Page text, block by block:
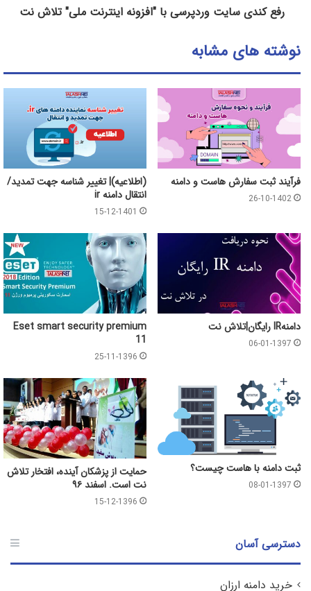
رفع کندی سایت وردپرسی با "افزونه اینترنت ملی" تلاش نت
نوشته های مشابه
فرآیند ثبت سفارش هاست و دامنه
26-10-1402
(اطلاعیه)| تغییر شناسه جهت تمدید/
انتقال دامنه ir
15-12-1401
دامنهIR رایگان|تلاش نت
06-01-1397
Eset smart security premium
11
25-11-1396
ثبت دامنه با هاست چیست؟
08-01-1397
حمایت از پزشکان آینده، افتخار تلاش
نت است. اسفند ۹۶
15-12-1396
دسترسی آسان
خرید دامنه ارزان